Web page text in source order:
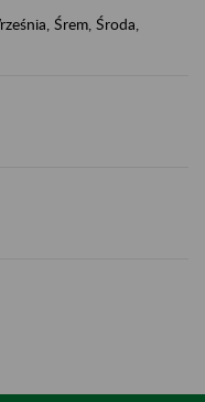
Śrem, Środa,